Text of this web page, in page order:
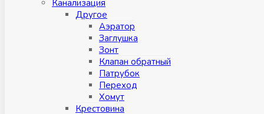
Канализация
Другое
Аэратор
Заглушкa
Зонт
Клапан обратный
Патрубок
Переход
Хомут
Крестовина